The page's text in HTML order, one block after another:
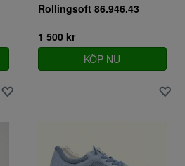
Rollingsoft 86.946.43
1 500 kr
KÖP NU